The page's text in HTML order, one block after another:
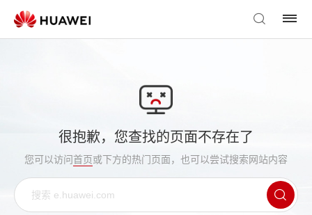
很抱歉，您查找的页面不存在了
您可以访问首页或下方的热门页面，也可以尝试搜索网站内容